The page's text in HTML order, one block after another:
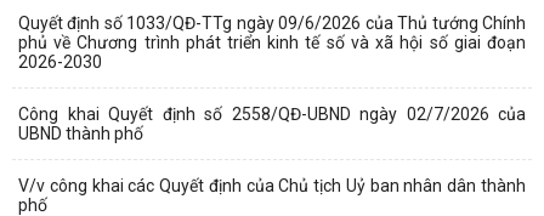
Quyết định số 1033/QĐ-TTg ngày 09/6/2026 của Thủ tướng Chính
phủ về Chương trình phát triển kinh tế số và xã hội số giai đoạn
2026-2030
Công khai Quyết định số 2558/QĐ-UBND ngày 02/7/2026 của
UBND thành phố
V/v công khai các Quyết định của Chủ tịch Uỷ ban nhân dân thành
phố